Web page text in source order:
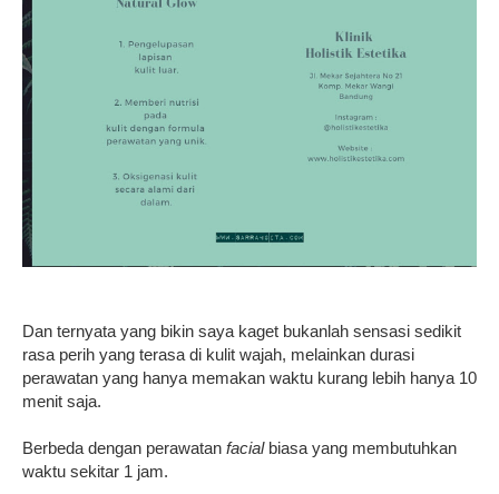
Dan ternyata yang bikin saya kaget bukanlah sensasi sedikit
rasa perih yang terasa di kulit wajah, melainkan durasi
perawatan yang hanya memakan waktu kurang lebih hanya 10
menit saja.
Berbeda dengan perawatan facialbiasa yang membutuhkan
waktu sekitar 1 jam.